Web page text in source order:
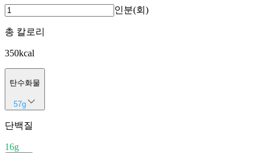
인분(회)
총 칼로리
350kcal
탄수화물
57g
단백질
16g